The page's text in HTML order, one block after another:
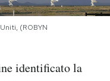
(ROBYN
identificato la